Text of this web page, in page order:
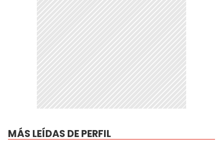
MÁS LEÍDAS DE PERFIL